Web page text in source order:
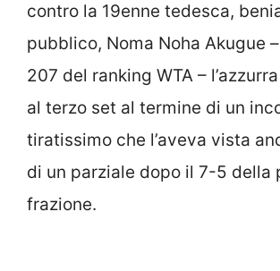
contro la 19enne tedesca,
pubblico, Noma Noha Akugue
207 del ranking WTA –
al terzo set al termine di un
tiratissimo che l’aveva vista
di un parziale dopo il 7-5 della
frazione.